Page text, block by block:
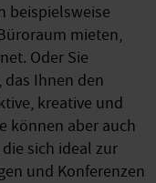
beispielsweise
mieten,
Oder Sie
das Ihnen den
kreative und
können aber auch
sich ideal zur
und Konferenzen